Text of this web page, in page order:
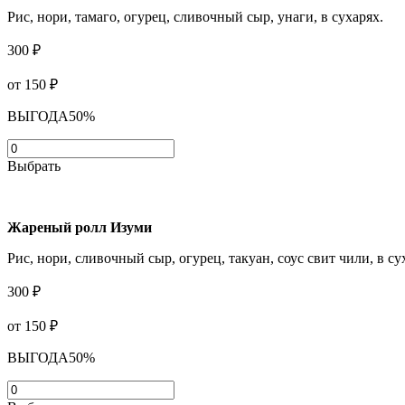
Рис, нори, тамаго, огурец, сливочный сыр, унаги, в сухарях.
300 ₽
от 150 ₽
ВЫГОДА50%
Выбрать
Жареный ролл Изуми
Рис, нори, сливочный сыр, огурец, такуан, соус свит чили, в
300 ₽
от 150 ₽
ВЫГОДА50%